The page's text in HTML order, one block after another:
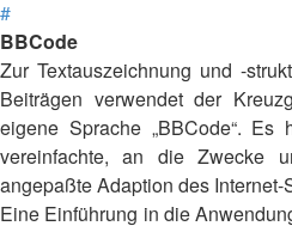
#
BBCode
Zur Textauszeichnung und -
Beiträgen verwendet der
eigene Sprache „BBCode“.
vereinfachte, an die Zwecke
angepaßte Adaption des Internet-
Eine Einführung in die